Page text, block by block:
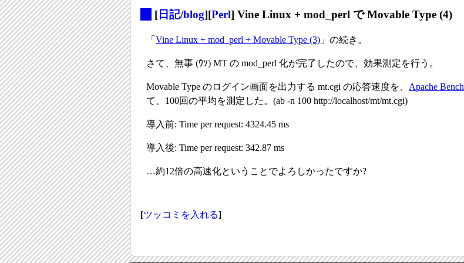
[ 日記/blog][Perl] Vine Linux + mod_perl で Movable Type (4)
「 Vine Linux + mod_perl + Movable Type (3) 」の続き。
さて、無事 (ｳｿ) MT の mod_perl 化が完了したので、効果測定を行う。
Movable Type のログイン画面を出力する mt.cgi の応答速度を、 Apache Bench
て、100回の平均を測定した。(ab -n 100 http://localhost/mt/mt.cgi)
導入前: Time per request: 4324.45 ms
導入後: Time per request: 342.87 ms
…約12倍の高速化ということでよろしかったですか?
[ツッコミを入れる]